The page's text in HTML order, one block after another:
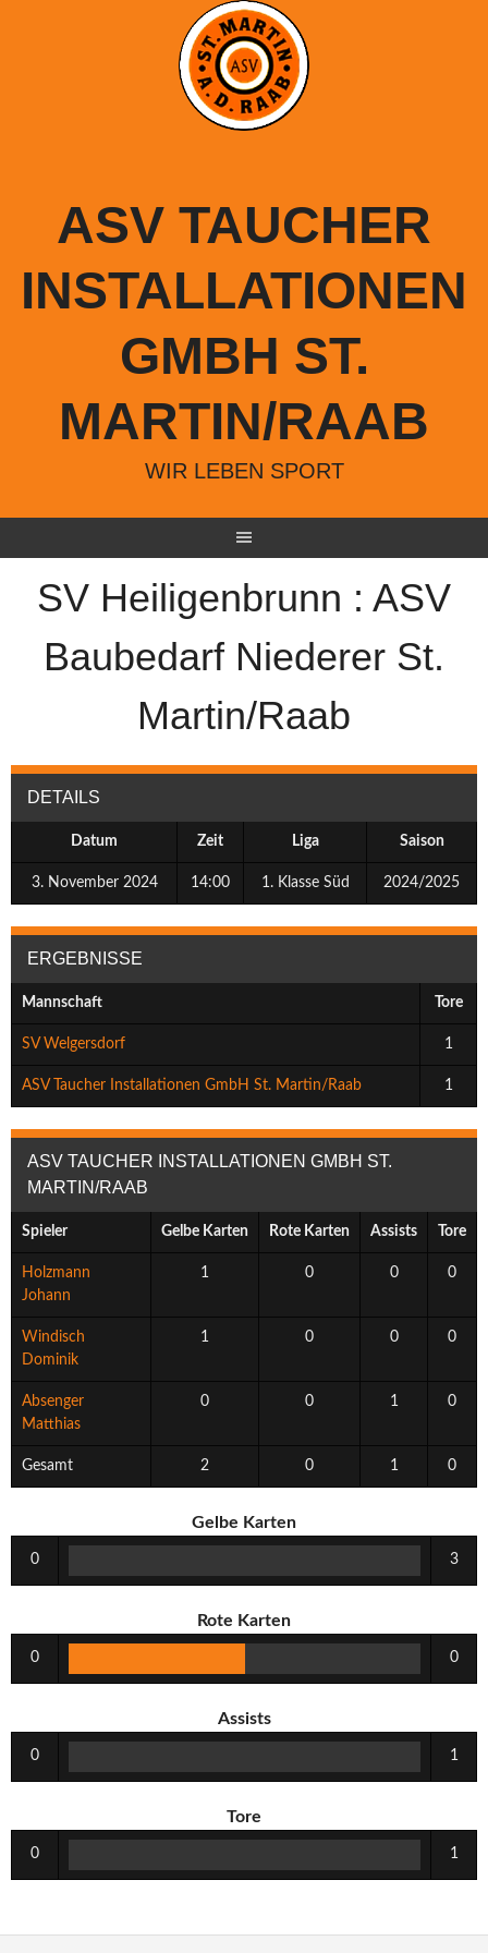
ASV TAUCHER
INSTALLATIONEN
GMBH ST.
MARTIN/RAAB
WIR LEBEN SPORT
SV Heiligenbrunn : ASV
Baubedarf Niederer St.
Martin/Raab
DETAILS
Datum Zeit Liga Saison
3. November 2024 14:00 1. Klasse Süd 2024/2025
ERGEBNISSE
Mannschaft Tore
SV Welgersdorf 1
ASV Taucher Installationen GmbH St. Martin/Raab 1
ASV TAUCHER INSTALLATIONEN GMBH ST.
MARTIN/RAAB
Spieler Gelbe Karten Rote Karten Assists Tore
Holzmann
Johann
1 0 0 0
Windisch
Dominik
1 0 0 0
Absenger
Matthias
0 0 1 0
Gesamt 2 0 1 0
Gelbe Karten
0 3
Rote Karten
0 0
Assists
0 1
Tore
0 1